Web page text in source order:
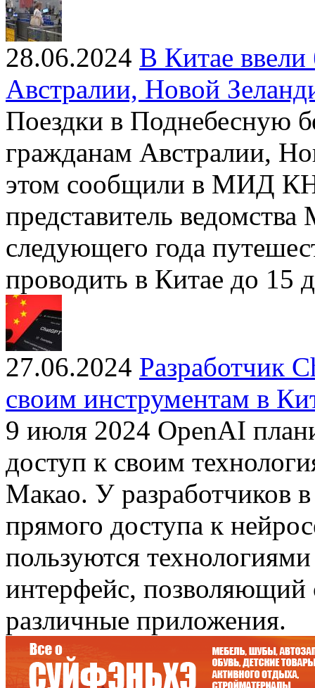
28.06.2024 В Китае
Австралии, Новой
Поездки в Поднебесную
гражданам Австралии,
этом сообщили в МИД
представитель
следующего года
проводить в Китае до 15
27.06.2024 Разработчик
своим инструментам в
9 июля 2024 OpenAI
доступ к своим
Макао. У разработчиков
прямого доступа к
пользуются
интерфейс, позволяющий
различные приложения.